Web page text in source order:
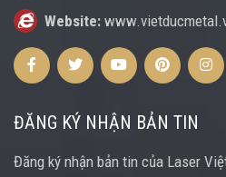
Website:
FacebookTwitterYoutubePinterest
ĐĂNG KÝ NHẬN BẢN TIN
Đăng ký nhận bản tin của Laser